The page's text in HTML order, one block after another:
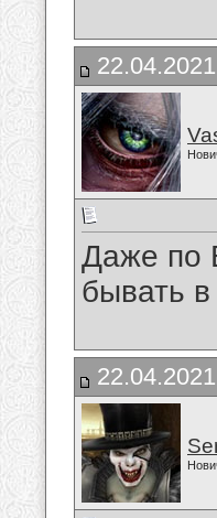
Даже по
бывать